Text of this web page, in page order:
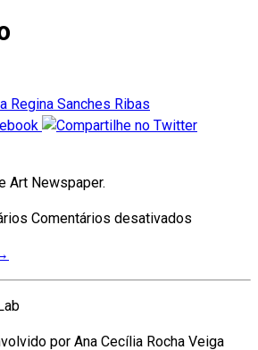
Regina Sanches Ribas
Art Newspaper.
Comentários desativados
por Ana Cecília Rocha Veiga